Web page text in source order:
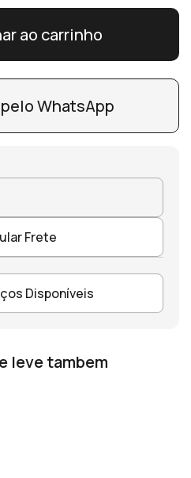
ao carrinho
WhatsApp
Frete
Disponíveis
leve tambem